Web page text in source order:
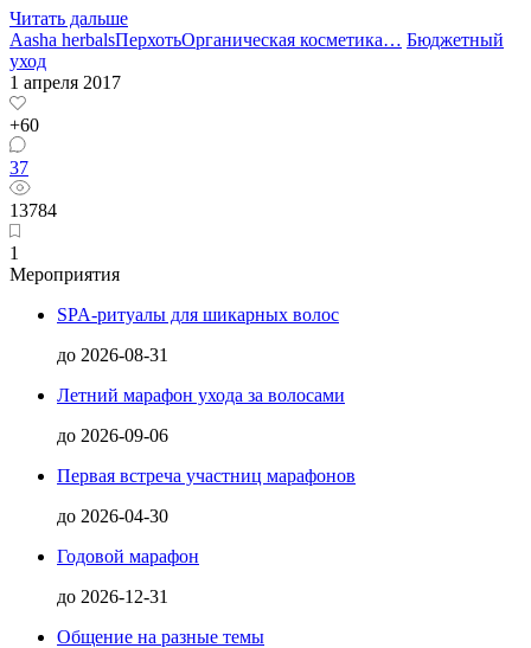
Читать дальше
Aasha herbalsПерхотьОрганическая косметика… Бюджетный
уход
1 апреля 2017
+60
37
13784
1
Мероприятия
SPA-ритуалы для шикарных волос
до 2026-08-31
Летний марафон ухода за волосами
до 2026-09-06
Первая встреча участниц марафонов
до 2026-04-30
Годовой марафон
до 2026-12-31
Общение на разные темы